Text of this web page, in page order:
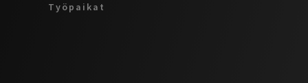
Työpaikat